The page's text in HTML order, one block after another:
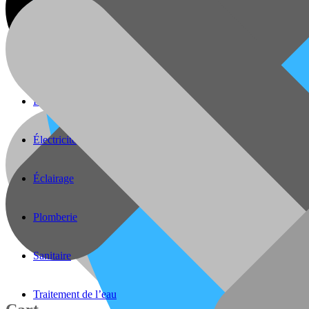
Divers
Électricité
Éclairage
Plomberie
Sanitaire
Traitement de l’eau